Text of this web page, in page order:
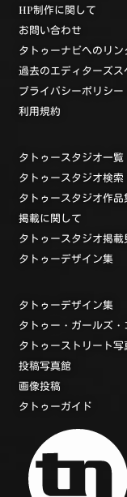
HP制作に関して
お問い合わせ
タトゥーナビへのリン
過去のエディターズス
プライバシーポリシー
利用規約
タトゥースタジオ一覧
タトゥースタジオ検索
タトゥースタジオ作品
掲載に関して
タトゥースタジオ掲載
タトゥーデザイン集
タトゥーデザイン集
タトゥー・ガールズ
タトゥーストリート写
投稿写真館
画像投稿
タトゥーガイド